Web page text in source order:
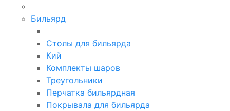
Бильярд
Столы для бильярда
Кий
Комплекты шаров
Треугольники
Перчатка бильярдная
Покрывала для бильярда